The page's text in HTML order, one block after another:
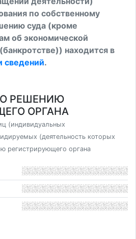
по собственному
суда (кроме
об экономической
находится в
сведений.
РЕШЕНИЮ
ОРГАНА
(индивидуальных
(деятельность которых
регистрирующего органа